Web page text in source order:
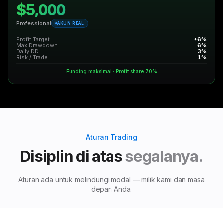
$5,000
Professional AKUN REAL
Profit Target
+6%
Max Drawdown
6%
Daily DD
3%
Risk / Trade
1%
Funding maksimal · Profit share 70%
Aturan Trading
Disiplin di atassegalanya.
Aturan ada untuk melindungi modal — milik kami dan masa
depan Anda.